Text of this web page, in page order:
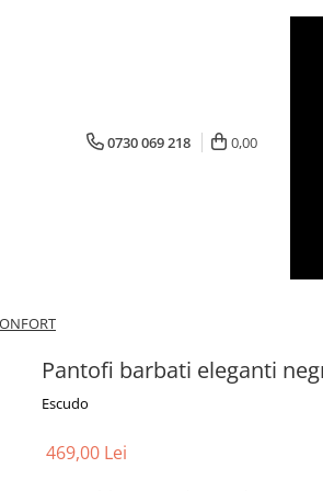
0730 069 218 0,00
Pantofi barbati eleganti
Escudo
469,00 Lei